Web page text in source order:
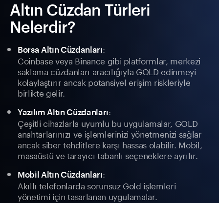
Altın Cüzdan Türleri
Nelerdir?
Borsa Altın Cüzdanları:
Coinbase veya Binance gibi platformlar, merkezi
saklama cüzdanları aracılığıyla GOLD edinmeyi
kolaylaştırır ancak potansiyel erişim riskleriyle
birlikte gelir.
Yazılım Altın Cüzdanları:
Çeşitli cihazlarla uyumlu bu uygulamalar, GOLD
anahtarlarınızı ve işlemlerinizi yönetmenizi sağlar
ancak siber tehditlere karşı hassas olabilir. Mobil,
masaüstü ve tarayıcı tabanlı seçeneklere ayrılır.
Mobil Altın Cüzdanları:
Akıllı telefonlarda sorunsuz Gold işlemleri
yönetimi için tasarlanan uygulamalar.